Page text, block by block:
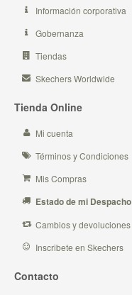
Información corporativa
Gobernanza
Tiendas
Skechers Worldwide
Tienda Online
Mi cuenta
Términos y Condiciones
Mis Compras
Estado de mi Despacho
Cambios y devoluciones
Inscribete en Skechers
Contacto